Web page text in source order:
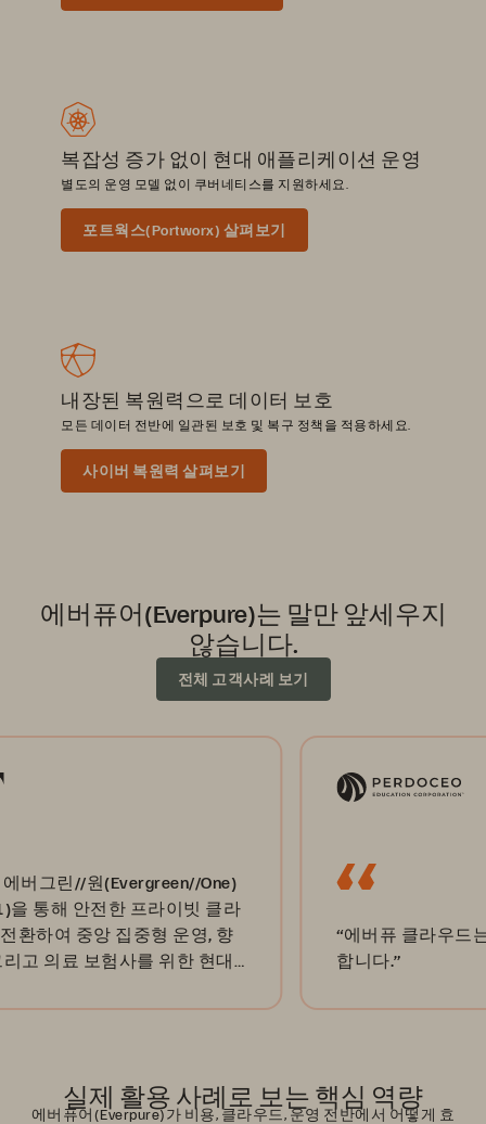
복잡성 증가 없이 현대 애플리케이션 운영
별도의 운영 모델 없이 쿠버네티스를 지원하세요.
포트웍스(Portworx) 살펴보기
내장된 복원력으로 데이터 보호
모든 데이터 전반에 일관된 보호 및 복구 정책을 적용하세요.
사이버 복원력 살펴보기
에버퓨어(Everpure)는 말만 앞세우지
않습니다.
전체 고객사례 보기
린//원(Evergreen//One)
안전한 프라이빗 클라
중앙 집중형 운영, 향
료 보험사를 위한 현대
“에버퓨 클라우드는 두
합니다.”
실제 활용 사례로 보는 핵심 역량
에버퓨어(Everpure)가 비용, 클라우드, 운영 전반에서 어떻게 효